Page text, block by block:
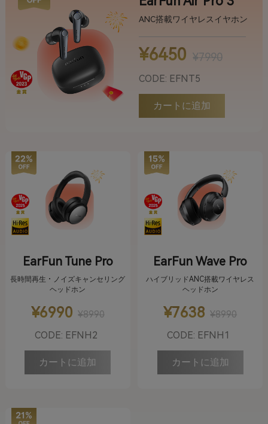
ANC搭載ワイヤレスイヤホン
¥6450 ¥7990
CODE: EFNT5
カートに追加
EarFun Tune Pro
長時間再生・ノイズキャンセリング
ヘッドホン
¥6990 ¥8990
CODE: EFNH2
カートに追加
EarFun Wave Pro
ハイブリッドANC搭載ワイヤレス
ヘッドホン
¥7638 ¥8990
CODE: EFNH1
カートに追加